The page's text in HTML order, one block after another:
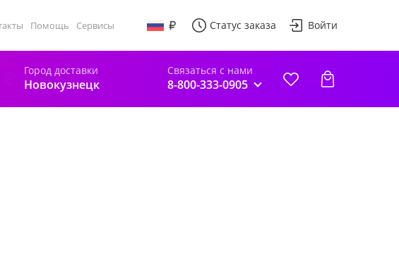
Помощь Сервисы Статус заказа Войти
Город доставки
Новокузнецк
Связаться с нами
8-800-333-0905